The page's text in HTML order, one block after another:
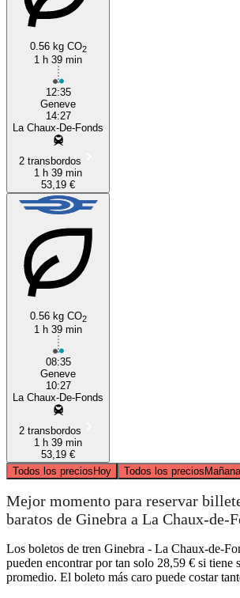
0.56 kg CO2
1 h 39 min
12:35
Geneve
14:27
La Chaux-De-Fonds
2 transbordos
1 h 39 min
53,19 €
0.56 kg CO2
1 h 39 min
08:35
Geneve
10:27
La Chaux-De-Fonds
2 transbordos
1 h 39 min
53,19 €
Todos los preciosHoy Todos los preciosMañana
Mejor momento para reservar
baratos de Ginebra a La Chaux-de-
Los boletos de tren Ginebra - La Chaux-de-
pueden encontrar por tan solo 28,59 € si tiene
promedio. El boleto más caro puede costar